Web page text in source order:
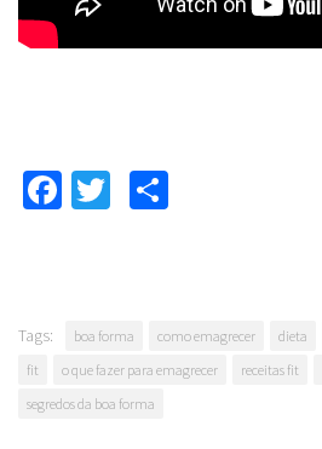
Facebook
Twitter
Tags: boa forma como emagrecer dieta
fit
o que fazer para emagrecer receitas fit
segredos da boa forma